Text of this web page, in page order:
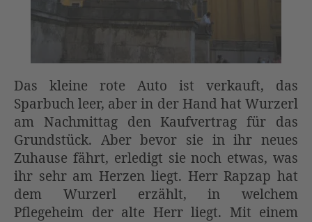
Das kleine rote Auto ist verkauft, das
Sparbuch leer, aber in der Hand hat Wurzerl
am Nachmittag den Kaufvertrag für das
Grundstück. Aber bevor sie in ihr neues
Zuhause fährt, erledigt sie noch etwas, was
ihr sehr am Herzen liegt. Herr Rapzap hat
dem Wurzerl erzählt, in welchem
Pflegeheim der alte Herr liegt. Mit einem